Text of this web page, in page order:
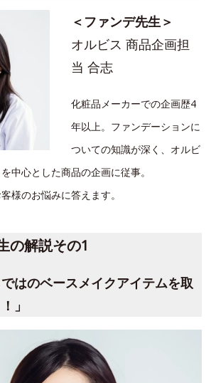
＜ファンデ先生＞
オルビス 商品企画担
当 合志
化粧品メーカーでの企画歴4
年以上。ファンデーションに
ついての知識が深く、オルビ
中心とした商品の企画に従事。
様のお悩みに答えます。
の解説その1
ではのベースメイクアイテムを取
」